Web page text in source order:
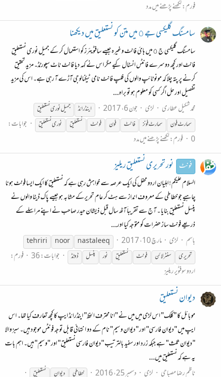
فورم:لکھنے پڑھنے میں مدد
سامسنگ گلیکسی جے ٥ میں متن کو نستعلیق میں دیکھنا
سامسنگ گلیکسی ج ٥ میں ہائ فانٹ وغیرہ جیسے سافٹویئرز کو استعمال کر کے جمیل نوری نستعلیق
فانٹ اور کچھ دوسرے فانٹس انسٹال کیے مگر اس نے کہہ دیا فانٹ ناٹ سپورٹڈ۔ مزید تحقیق
کرنے پر پتہ چلا کہ مونو ٹائپ والوں کی فلپ فانٹ نامی ٹیکنالوجی آڑے آ رہی ہے۔ اس کی مزید
تفصیل اور حل اگر کسی کو معلوم ہو تو براہ...
محمد شکیل عطاری
لڑی جون 6، 2017 اینڈرائڈ جمیل نورینستعلیق
سمارٹ فون
سمارٹ فونز فانٹ فون فونٹ نستعلیق نورینستعلیق
جوابات:
0 فورم:لکھنے پڑھنے میں مدد
فونٹ نور تحریری نستعلیق ریلیز
السلام علیکم! اہلیان اردو محفل کی ایک عرصہ سے خواہش رہی ہے کہ نستعلیق کا ایک ایسا فونٹ ہونا
چاہیے جو خطاطی کے معروف انداز سے ہٹ کر عام تحریرکے مشابہ ہو جیسے پاک ڈیٹا والوں نے
پنسل نستعلیق بنایا ۔ آج سے تقریباَ آٹھ سال قبل ذیشان حیدر صاحب نے اپنے مراسلے کے
ذریعے فونٹ ساز حضرات کو متوجہ کیا اور...
باسم لڑی مارچ 10، 2017 nastaleeq
noor
tehriri
تحریری
سنٹر لائن فونٹ نستعلیق نور پنسل ڈوٹڈ جوابات: 36
فورم:
اردو سوفٹویر ریلیز
دیوان نستعلیق
موبائل کا "کلک" اس لڑی میں میں نے "انا محترف الخط" اینڈرائڈ ایپ کا کچھ تعارف کیا تھا۔ اس
ایپ میں "دیوان فارسی" اور "دیوان وسیم" نام کے دو انتہائی قابل توجہ فونٹس موجود ہیں۔ سبز والا
"دیوان ثلث" ہے جبکہ زرد اور سفید بالترتیب "دیوان فارسی نستعلیق" اور "وسیم" ہیں۔ اہم بات
یہ ہے کہ نستعلیق میں...
ناظم رضا مصباحی
لڑی دسمبر 25، 2016 خطاطی دیوان نستعلیق